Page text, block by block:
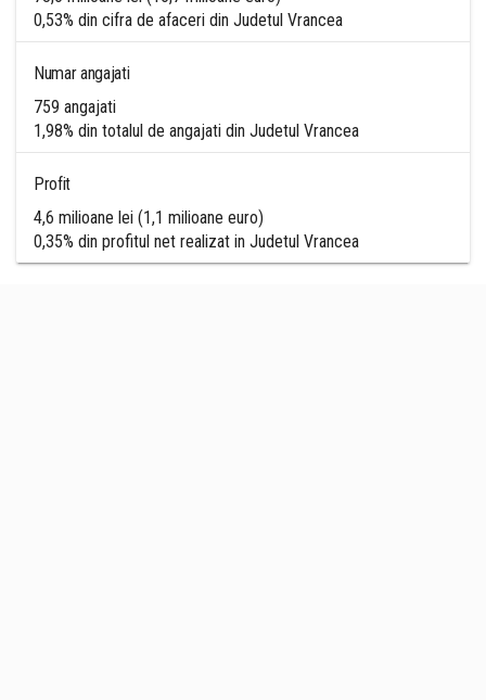
0,53% din cifra de afaceri din Judetul Vrancea
Numar angajati
759 angajati
1,98% din totalul de angajati din Judetul Vrancea
Profit
4,6 milioane lei (1,1 milioane euro)
0,35% din profitul net realizat in Judetul Vrancea